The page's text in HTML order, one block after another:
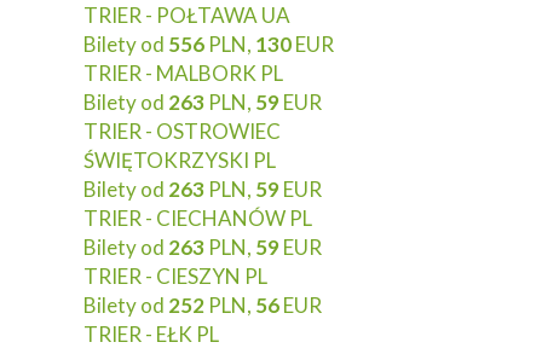
TRIER - POŁTAWA UA
Bilety od 556 PLN, 130EUR
TRIER - MALBORK PL
Bilety od 263 PLN, 59EUR
TRIER - OSTROWIEC
ŚWIĘTOKRZYSKI PL
Bilety od 263 PLN, 59EUR
TRIER - CIECHANÓW PL
Bilety od 263 PLN, 59EUR
TRIER - CIESZYN PL
Bilety od 252 PLN, 56EUR
TRIER - EŁK PL